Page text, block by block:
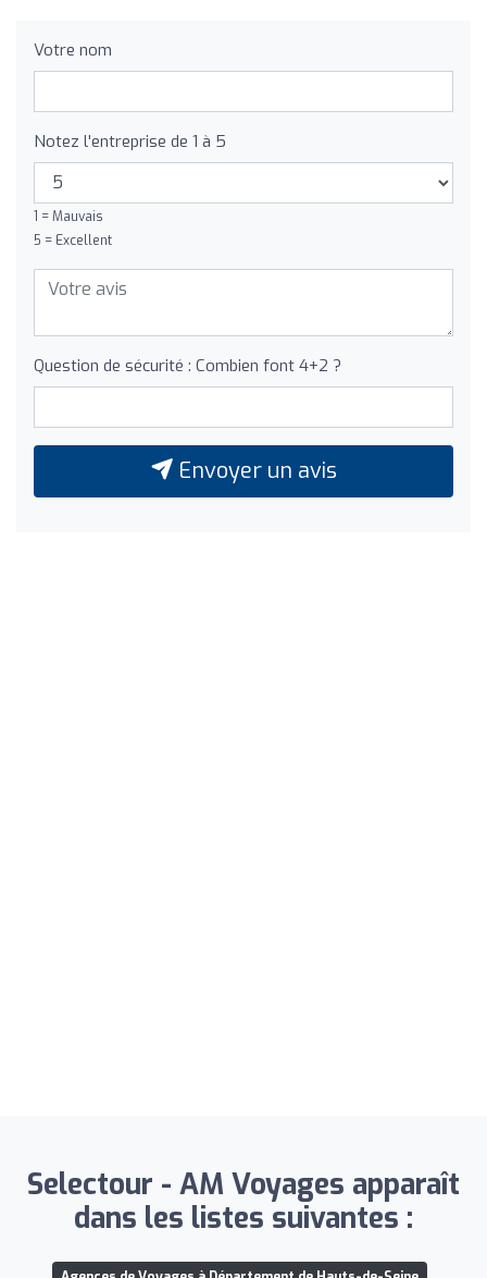
Votre nom
Notez l'entreprise de 1 à 5
1 = Mauvais
5 = Excellent
Question de sécurité : Combien font 4+2 ?
Envoyer un avis
Selectour - AM Voyages apparaît
dans les listes suivantes :